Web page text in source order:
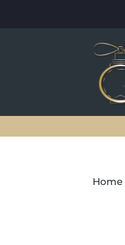
Home